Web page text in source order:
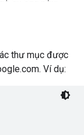
thư mục được
Ví dụ: